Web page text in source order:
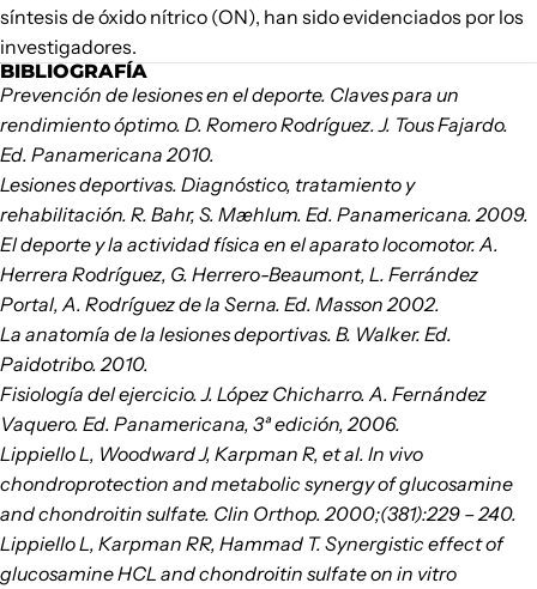
síntesis de óxido nítrico (ON), han sido evidenciados por los
investigadores.
BIBLIOGRAFÍA
Prevención de lesiones en el deporte. Claves para un
rendimiento óptimo. D. Romero Rodríguez. J. Tous Fajardo.
Ed. Panamericana 2010.
Lesiones deportivas. Diagnóstico, tratamiento y
rehabilitación. R. Bahr, S. Mæhlum. Ed. Panamericana. 2009.
El deporte y la actividad física en el aparato locomotor. A.
Herrera Rodríguez, G. Herrero-Beaumont, L. Ferrández
Portal, A. Rodríguez de la Serna. Ed. Masson 2002.
La anatomía de la lesiones deportivas. B. Walker. Ed.
Paidotribo. 2010.
Fisiología del ejercicio. J. López Chicharro. A. Fernández
Vaquero. Ed. Panamericana, 3ª edición, 2006.
Lippiello L, Woodward J, Karpman R, et al. In vivo
chondroprotection and metabolic synergy of glucosamine
and chondroitin sulfate. Clin Orthop. 2000;(381):229 – 240.
Lippiello L, Karpman RR, Hammad T. Synergistic effect of
glucosamine HCL and chondroitin sulfate on in vitro